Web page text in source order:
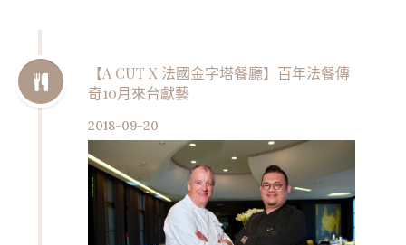
【A CUT X 法國金字塔餐廳】百年法餐傳
奇10月來台獻藝
2018-09-20